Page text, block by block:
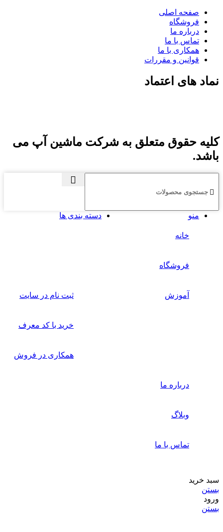
صفحه اصلی
فروشگاه
درباره ما
تماس با ما
همکاری با ما
قوانین و مقررات
نماد های اعتماد
کلیه حقوق متعلق به شرکت ماشین آپ می
باشد.
منو دسته بندی ها
خانه
فروشگاه
آموزش ثبت نام در سایت
خرید با کد معرف
همکاری در فروش
درباره ما
وبلاگ
تماس با ما
سبد خرید
بستن
ورود
بستن